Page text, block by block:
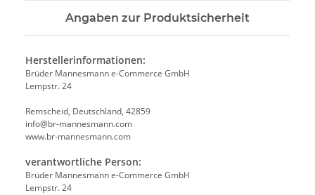
Angaben zur Produktsicherheit
Herstellerinformationen:
Brüder Mannesmann e-Commerce GmbH
Lempstr. 24
Remscheid, Deutschland, 42859
info@br-mannesmann.com
www.br-mannesmann.com
verantwortliche Person:
Brüder Mannesmann e-Commerce GmbH
Lempstr. 24